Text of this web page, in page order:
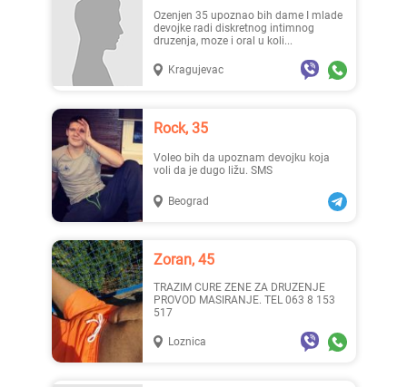
ozenjen 35 upoznao bih dame I mlade
devojke radi diskretnog intimnog
druzenja, moze i oral u koli...
Kragujevac
Rock, 35
Voleo bih da upoznam devojku koja
voli da je dugo ližu. SMS
Beograd
Zoran, 45
TRAZIM CURE ZENE ZA DRUZENJE
PROVOD MASIRANJE. TEL 063 8 153
517
Loznica